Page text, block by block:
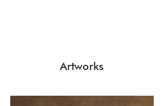
Artworks